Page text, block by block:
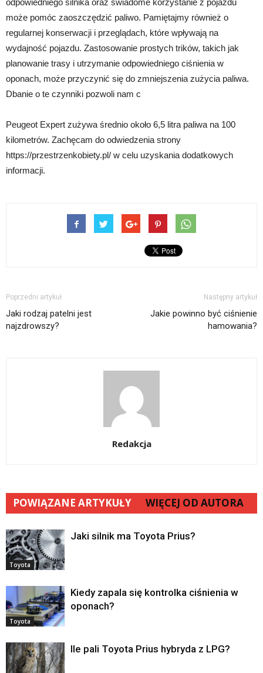
może pomóc zaoszczędzić paliwo. Pamiętajmy również o
regularnej konserwacji i przeglądach, które wpływają na
wydajność pojazdu. Zastosowanie prostych trików, takich jak
planowanie trasy i utrzymanie odpowiedniego ciśnienia w
oponach, może przyczynić się do zmniejszenia zużycia paliwa.
Dbanie o te czynniki pozwoli nam c
Peugeot Expert zużywa średnio około 6,5 litra paliwa na 100
kilometrów. Zachęcam do odwiedzenia strony
https://przestrzenkobiety.pl/ w celu uzyskania dodatkowych
informacji.
Poprzedni artykuł
Jaki rodzaj patelni jest
najzdrowszy?
Następny artykuł
Jakie powinno być ciśnienie
hamowania?
Redakcja
POWIĄZANE ARTYKUŁY WIĘCEJ OD AUTORA
Toyota
Jaki silnik ma Toyota Prius?
Toyota
Kiedy zapala się kontrolka ciśnienia w
oponach?
Ile pali Toyota Prius hybryda z LPG?